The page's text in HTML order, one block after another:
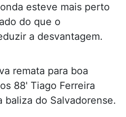
esteve mais perto
do que o
a desvantagem.
remata para boa
88' Tiago Ferreira
baliza do Salvadorense.